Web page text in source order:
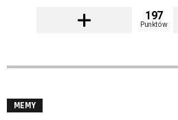
197
Punktów
MEMY